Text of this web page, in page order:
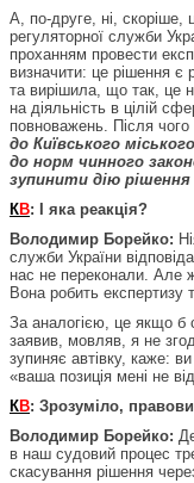
А, по-друге, ні,
регуляторної служби
проханням провести
визначити: це рішення є
та вирішила, що так, це
на діяльність в цілій
повноважень. Після чого
до Київського
до норм чинного
зупинити дію рішення
КВ: І яка реакція?
Володимир Борейко:
служби України
нас не переконали. Але
Вона робить експертизу
За аналогією, це якщо б
заявив, мовляв, я не
зупиняє автівку, каже:
«ваша позиція мені не
КВ: Зрозуміло,
Володимир Борейко:
в наш судовий процес
скасування рішення